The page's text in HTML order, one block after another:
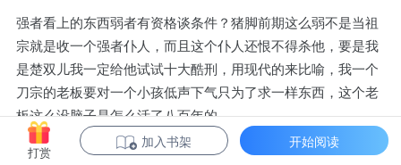
强者看上的东西弱者有资格谈条件？猪脚前期这么弱不是当祖
宗就是收一个强者仆人，而且这个仆人还恨不得杀他，要是我
是楚双儿我一定给他试试十大酷刑，用现代的来比喻，我一个
刀宗的老板要对一个小孩低声下气只为了求一样东西，这个老
板这么没脑子是怎么活了八百年的
打赏
加入书架 开始阅读